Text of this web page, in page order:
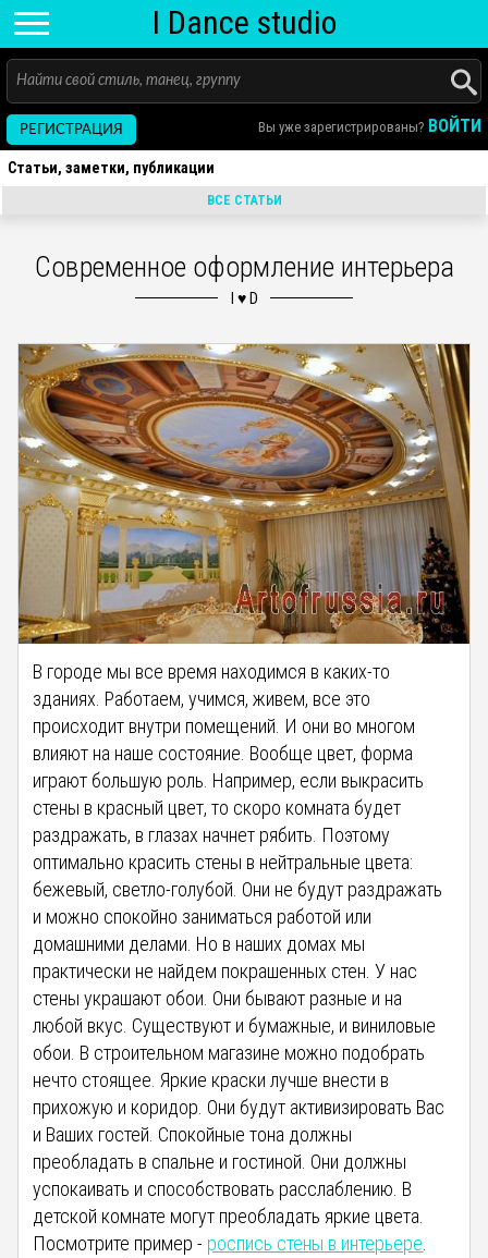
I Dance studio
Вы уже зарегистрированы? ВОЙТИ
РЕГИСТРАЦИЯ
Статьи, заметки, публикации
ВСЕ СТАТЬИ
Современное оформление интерьера
В городе мы все время находимся в каких-то
зданиях. Работаем, учимся, живем, все это
происходит внутри помещений. И они во многом
влияют на наше состояние. Вообще цвет, форма
играют большую роль. Например, если выкрасить
стены в красный цвет, то скоро комната будет
раздражать, в глазах начнет рябить. Поэтому
оптимально красить стены в нейтральные цвета:
бежевый, светло-голубой. Они не будут раздражать
и можно спокойно заниматься работой или
домашними делами. Но в наших домах мы
практически не найдем покрашенных стен. У нас
стены украшают обои. Они бывают разные и на
любой вкус. Существуют и бумажные, и виниловые
обои. В строительном магазине можно подобрать
нечто стоящее. Яркие краски лучше внести в
прихожую и коридор. Они будут активизировать Вас
и Ваших гостей. Спокойные тона должны
преобладать в спальне и гостиной. Они должны
успокаивать и способствовать расслаблению. В
детской комнате могут преобладать яркие цвета.
Посмотрите пример - роспись стены в интерьере.